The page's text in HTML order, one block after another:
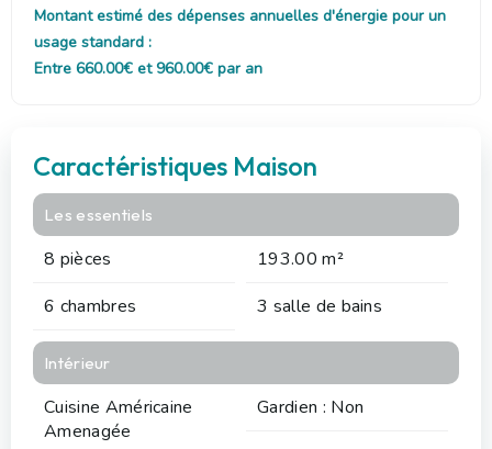
Montant estimé des dépenses annuelles d'énergie pour un
usage standard :
Entre 660.00€ et 960.00€ par an
Caractéristiques Maison
Les essentiels
8 pièces
193.00 m²
6 chambres
3 salle de bains
Intérieur
Cuisine Américaine
Amenagée
Gardien : Non